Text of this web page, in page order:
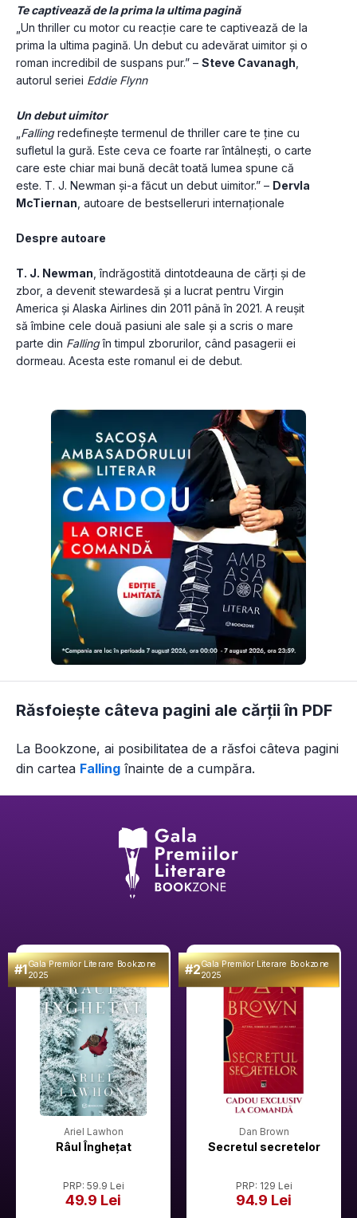
Te captivează de la prima la ultima pagină
„Un thriller cu motor cu reacție care te captivează de la
prima la ultima pagină. Un debut cu adevărat uimitor și o
roman incredibil de suspans pur.” – Steve Cavanagh
autorul seriei Eddie Flynn
Un debut uimitor
Falling redefinește termenul de thriller care te ține cu
sufletul la gură. Este ceva ce foarte rar întâlnești, o carte
care este chiar mai bună decât toată lumea spune că
este. T. J. Newman și-a făcut un debut uimitor.” – Dervla
McTiernan , autoare de bestselleruri internaționale
Despre autoare
T. J. Newman , îndrăgostită dintotdeauna de cărți și de
zbor, a devenit stewardesă și a lucrat pentru Virgin
America și Alaska Airlines din 2011 până în 2021. A reușit
să îmbine cele două pasiuni ale sale și a scris o mare
parte din Falling în timpul zborurilor, când pasagerii ei
dormeau. Acesta este romanul ei de debut.
Răsfoiește câteva pagini ale cărții în PDF
La Bookzone, ai posibilitatea de a răsfoi câteva pagini
din cartea Falling înainte de a cumpăra.
#1Gala Premilor Literare Bookzone
2025
Ariel Lawhon
Râul Înghețat
PRP: 59.9 Lei
49.9 Lei
#2Gala Premilor Literare Bookzone
2025
Dan Brown
Secretul secretelor
PRP: 129 Lei
94.9 Lei